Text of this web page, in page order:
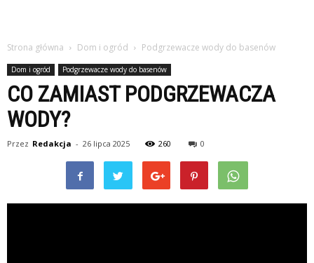
Strona główna Dom i ogród Podgrzewacze wody do basenów
Dom i ogród Podgrzewacze wody do basenów
CO ZAMIAST PODGRZEWACZA
WODY?
Przez Redakcja - 26 lipca 2025 260 0